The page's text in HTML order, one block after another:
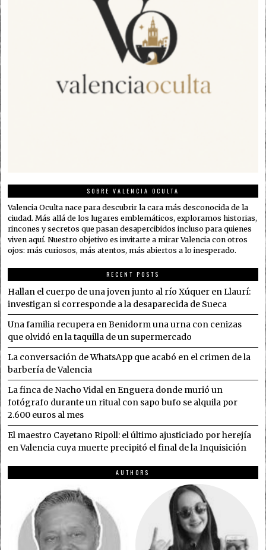
SOBRE VALENCIA OCULTA
Valencia Oculta nace para descubrir la cara más desconocida de la
ciudad. Más allá de los lugares emblemáticos, exploramos historias,
rincones y secretos que pasan desapercibidos incluso para quienes
viven aquí. Nuestro objetivo es invitarte a mirar Valencia con otros
ojos: más curiosos, más atentos, más abiertos a lo inesperado.
RECENT POSTS
Hallan el cuerpo de una joven junto al río Xúquer en Llaurí:
investigan si corresponde a la desaparecida de Sueca
Una familia recupera en Benidorm una urna con cenizas
que olvidó en la taquilla de un supermercado
La conversación de WhatsApp que acabó en el crimen de la
barbería de Valencia
La finca de Nacho Vidal en Enguera donde murió un
fotógrafo durante un ritual con sapo bufo se alquila por
2.600 euros al mes
El maestro Cayetano Ripoll: el último ajusticiado por herejía
en Valencia cuya muerte precipitó el final de la Inquisición
AUTHORS